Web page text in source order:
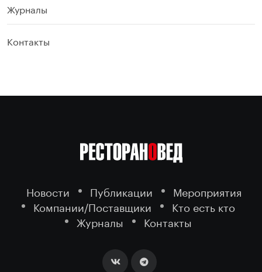
Журналы
Контакты
Новости Публикации
Мероприятия
Компании/Поставщики
Кто есть кто
Журналы
Контакты